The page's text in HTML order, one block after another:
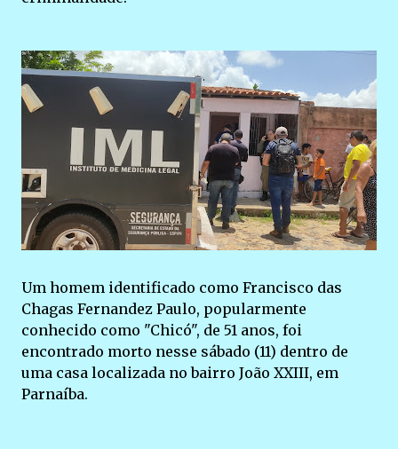
Um homem identificado como Francisco das
Chagas Fernandez Paulo, popularmente
conhecido como "Chicó", de 51 anos, foi
encontrado morto nesse sábado (11) dentro de
uma casa localizada no bairro João XXIII, em
Parnaíba.